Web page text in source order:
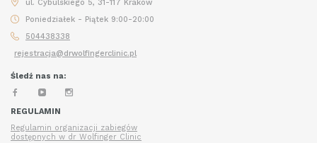
ul. Cybulskiego 5, 31-117 Kraków
Poniedziałek - Piątek 9:00-20:00
504438338
rejestracja@drwolfingerclinic.pl
Śledź nas na:
REGULAMIN
Regulamin organizacji zabiegów
dostępnych w dr Wolfinger Clinic